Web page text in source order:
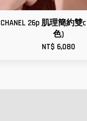
CHANEL 26p 肌理簡約雙
色)
NT$ 6,080